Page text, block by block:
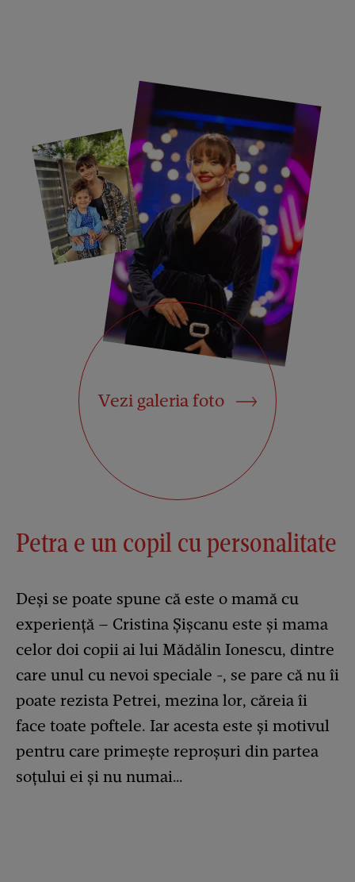
Vezi galeria foto
Petra e un copil cu personalitate
Deși se poate spune că este o mamă cu
experiență – Cristina Șișcanu este și mama
celor doi copii ai lui Mădălin Ionescu, dintre
care unul cu nevoi speciale -, se pare că nu îi
poate rezista Petrei, mezina lor, căreia îi
face toate poftele. Iar acesta este și motivul
pentru care primește reproșuri din partea
soțului ei și nu numai…